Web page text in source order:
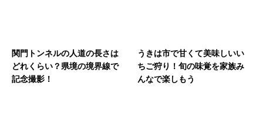
関門トンネルの人道の長さは
どれくらい？県境の境界線で
記念撮影！
うきは市で甘くて美味しいい
ちご狩り！旬の味覚を家族み
んなで楽しもう